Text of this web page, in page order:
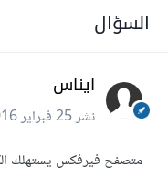
السؤال
ايناس
نشر25 فبراير 2016
متصفح فيرفكس يستهلك